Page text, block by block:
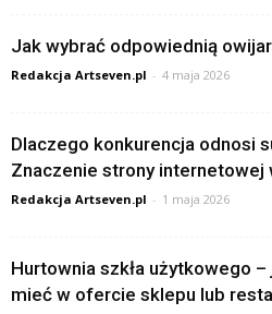
Jak wybrać odpowiednią
Redakcja Artseven.pl - 4 maja 2026
Dlaczego konkurencja odnosi
Znaczenie strony internetowej
Redakcja Artseven.pl - 1 maja 2026
Hurtownia szkła użytkowego
mieć w ofercie sklepu lub